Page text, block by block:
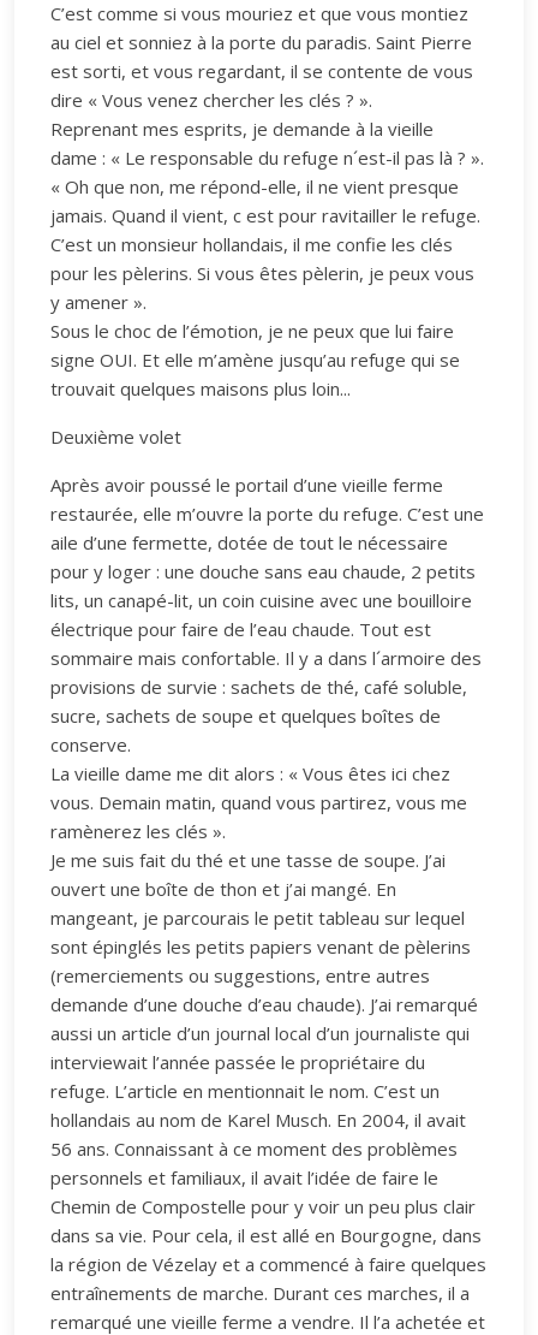
C’est comme si vous mouriez et que vous montiez
au ciel et sonniez à la porte du paradis. Saint Pierre
est sorti, et vous regardant, il se contente de vous
dire « Vous venez chercher les clés ? ».
Reprenant mes esprits, je demande à la vieille
dame : « Le responsable du refuge n´est-il pas là ? ».
« Oh que non, me répond-elle, il ne vient presque
jamais. Quand il vient, c est pour ravitailler le refuge.
C’est un monsieur hollandais, il me confie les clés
pour les pèlerins. Si vous êtes pèlerin, je peux vous
y amener ».
Sous le choc de l’émotion, je ne peux que lui faire
signe OUI. Et elle m’amène jusqu’au refuge qui se
trouvait quelques maisons plus loin...
Deuxième volet
Après avoir poussé le portail d’une vieille ferme
restaurée, elle m’ouvre la porte du refuge. C’est une
aile d’une fermette, dotée de tout le nécessaire
pour y loger : une douche sans eau chaude, 2 petits
lits, un canapé-lit, un coin cuisine avec une bouilloire
électrique pour faire de l’eau chaude. Tout est
sommaire mais confortable. Il y a dans l´armoire des
provisions de survie : sachets de thé, café soluble,
sucre, sachets de soupe et quelques boîtes de
conserve.
La vieille dame me dit alors : « Vous êtes ici chez
vous. Demain matin, quand vous partirez, vous me
ramènerez les clés ».
Je me suis fait du thé et une tasse de soupe. J’ai
ouvert une boîte de thon et j’ai mangé. En
mangeant, je parcourais le petit tableau sur lequel
sont épinglés les petits papiers venant de pèlerins
(remerciements ou suggestions, entre autres
demande d’une douche d’eau chaude). J’ai remarqué
aussi un article d’un journal local d’un journaliste qui
interviewait l’année passée le propriétaire du
refuge. L’article en mentionnait le nom. C’est un
hollandais au nom de Karel Musch. En 2004, il avait
56 ans. Connaissant à ce moment des problèmes
personnels et familiaux, il avait l’idée de faire le
Chemin de Compostelle pour y voir un peu plus clair
dans sa vie. Pour cela, il est allé en Bourgogne, dans
la région de Vézelay et a commencé à faire quelques
entraînements de marche. Durant ces marches, il a
remarqué une vieille ferme a vendre. Il l’a achetée et